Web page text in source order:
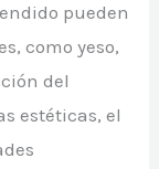
pueden
como yeso,
del
estéticas, el